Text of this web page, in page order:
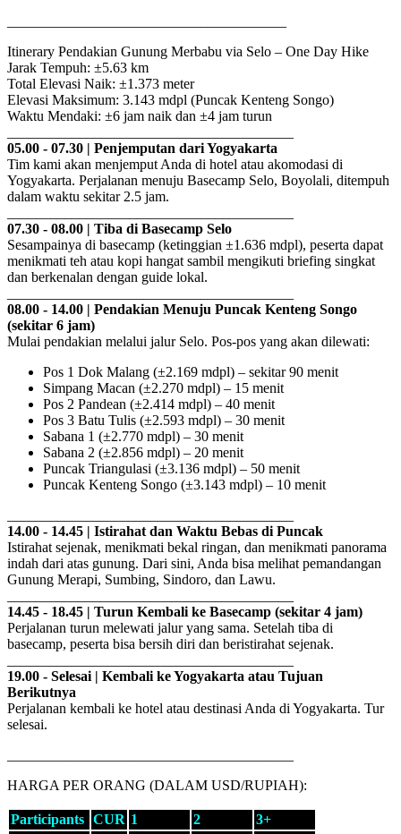
Itinerary Pendakian Gunung Merbabu via Selo – One Day Hike
Jarak Tempuh: ±5.63 km
Total Elevasi Naik: ±1.373 meter
Elevasi Maksimum: 3.143 mdpl (Puncak Kenteng Songo)
Waktu Mendaki: ±6 jam naik dan ±4 jam turun
05.00 - 07.30 | Penjemputan dari Yogyakarta
Tim kami akan menjemput Anda di hotel atau akomodasi di
Yogyakarta. Perjalanan menuju Basecamp Selo, Boyolali, ditempuh
dalam waktu sekitar 2.5 jam.
07.30 - 08.00 | Tiba di Basecamp Selo
Sesampainya di basecamp (ketinggian ±1.636 mdpl), peserta dapat
menikmati teh atau kopi hangat sambil mengikuti briefing singkat
dan berkenalan dengan guide lokal.
08.00 - 14.00 | Pendakian Menuju Puncak Kenteng Songo
(sekitar 6 jam)
Mulai pendakian melalui jalur Selo. Pos-pos yang akan dilewati:
Pos 1 Dok Malang (±2.169 mdpl) – sekitar 90 menit
Simpang Macan (±2.270 mdpl) – 15 menit
Pos 2 Pandean (±2.414 mdpl) – 40 menit
Pos 3 Batu Tulis (±2.593 mdpl) – 30 menit
Sabana 1 (±2.770 mdpl) – 30 menit
Sabana 2 (±2.856 mdpl) – 20 menit
Puncak Triangulasi (±3.136 mdpl) – 50 menit
Puncak Kenteng Songo (±3.143 mdpl) – 10 menit
14.00 - 14.45 | Istirahat dan Waktu Bebas di Puncak
Istirahat sejenak, menikmati bekal ringan, dan menikmati panorama
indah dari atas gunung. Dari sini, Anda bisa melihat pemandangan
Gunung Merapi, Sumbing, Sindoro, dan Lawu.
14.45 - 18.45 | Turun Kembali ke Basecamp (sekitar 4 jam)
Perjalanan turun melewati jalur yang sama. Setelah tiba di
basecamp, peserta bisa bersih diri dan beristirahat sejenak.
19.00 - Selesai | Kembali ke Yogyakarta atau Tujuan
Berikutnya
Perjalanan kembali ke hotel atau destinasi Anda di Yogyakarta. Tur
selesai.
HARGA PER ORANG (DALAM USD/RUPIAH):
Participants CUR 1 2
3+